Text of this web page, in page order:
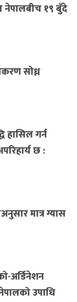
नेपालबीच १९ बुँदे
सोध्न
हासिल गर्न
छ :
मात्र ग्यास
अर्डिनेशन
उपाधि